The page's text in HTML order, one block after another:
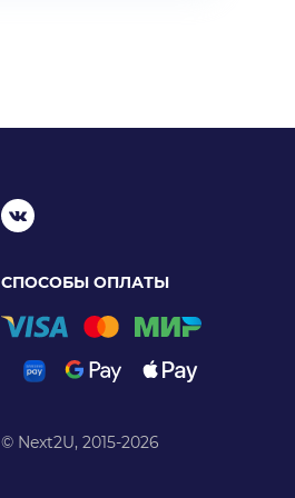
СПОСОБЫ ОПЛАТЫ
© Next2U, 2015-2026